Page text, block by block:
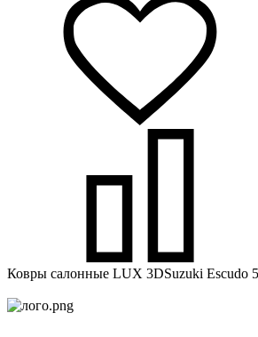
Ковры салонные LUX 3DSuzuki Escudo